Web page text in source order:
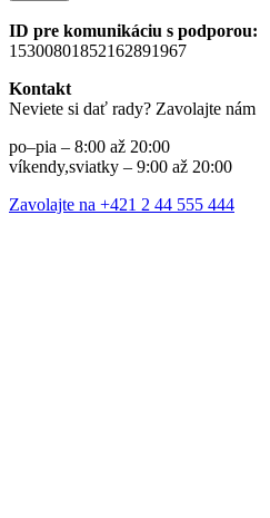
ID pre komunikáciu s podporou:
15300801852162891967
Kontakt
Neviete si dať rady? Zavolajte nám
po–pia – 8:00 až 20:00
víkendy,sviatky – 9:00 až 20:00
Zavolajte na +421 2 44 555 444